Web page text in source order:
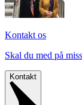
Kontakt os
Skal du med på
Kontakt